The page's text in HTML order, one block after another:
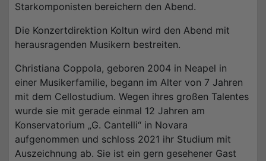
Starkomponisten bereichern den Abend.
Die Konzertdirektion Koltun wird den Abend mit
herausragenden Musikern bestreiten.
Christiana Coppola, geboren 2004 in Neapel in
einer Musikerfamilie, begann im Alter von 7 Jahren
mit dem Cellostudium. Wegen ihres großen Talentes
wurde sie mit gerade einmal 12 Jahren am
Konservatorium „G. Cantelli“ in Novara
aufgenommen und schloss 2021 ihr Studium mit
Auszeichnung ab. Sie ist ein gern gesehener Gast